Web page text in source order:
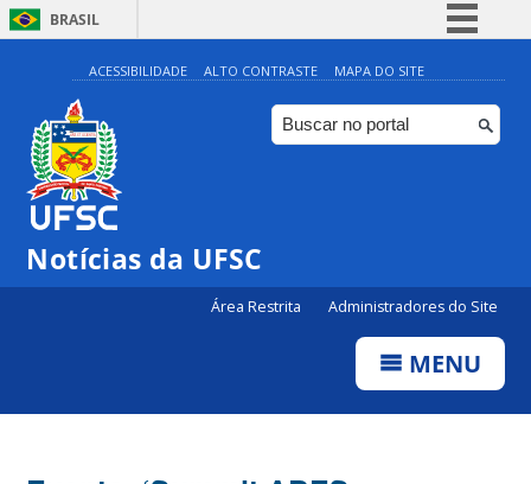
BRASIL
Simplifique!
Comunica BR
Participe
ACESSIBILIDADE ALTO CONTRASTE MAPA DO SITE
Notícias da UFSC
Área Restrita Administradores do Site
MENU